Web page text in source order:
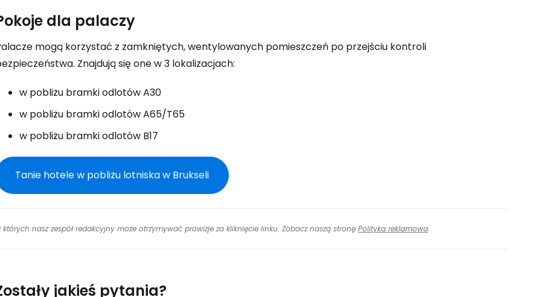
dla palaczy
mogą korzystać z zamkniętych, wentylowanych pomieszczeń po przejściu kontroli
Znajdują się one w 3 lokalizacjach:
w pobliżu bramki odlotów A30
w pobliżu bramki odlotów A65/T65
w pobliżu bramki odlotów B17
Tanie hotele w pobliżu lotniska w Brukseli
nasz zespół redakcyjny może otrzymywać prowizje za kliknięcie linku. Zobacz naszą stronę Polityka reklamowa.
jakieś pytania?